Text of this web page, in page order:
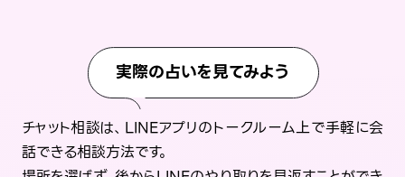
実際の占いを見てみよう
チャット相談は、LINEアプリのトークルーム上で手軽に会
話できる相談方法です。